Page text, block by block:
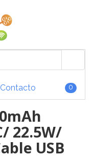
Contacto 0
22.5W/
USB